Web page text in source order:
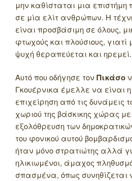
μην καθίσταται μια
σε μία ελίτ ανθρώπων. Η
είναι προσβάσιμη σε όλους,
φτωχούς και πλούσιους, γιατί
ψυχή θεραπεύεται και ηρεμεί.
Αυτό που οδήγησε τον Πικάσο
Γκουέρνικα έμελλε να είναι
επιχείρηση από τις δυνάμεις
χωριού της βάσκικης χώρας
εξολόθρευση των
του φονικού αυτού
ήταν μόνο στρατιώτης αλλά
ηλικιωμένοι, άμαχος
σπασμένα, όπως συνηθίζεται